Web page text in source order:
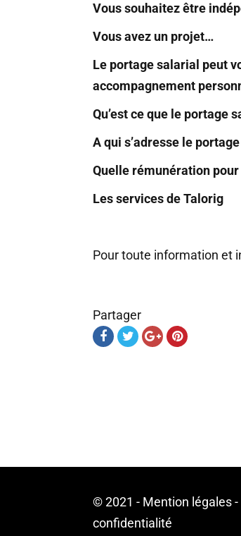
Vous souhaitez être
Vous avez un projet…
Le portage salarial peut
accompagnement
Qu’est ce que le portage
A qui s’adresse le
Quelle rémunération
Les services de Talorig
Pour toute information et
Partager
© 2021 - Mention légales-
confidentialité